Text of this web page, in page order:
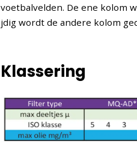
voetbalvelden. De ene kolom
jdig wordt de andere kolom
Klassering